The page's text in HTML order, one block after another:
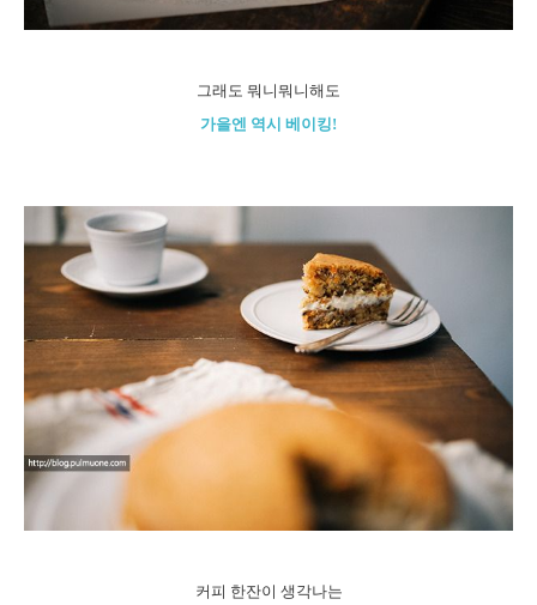
그래도 뭐니뭐니해도
가을엔 역시 베이킹!
커피 한잔이 생각나는